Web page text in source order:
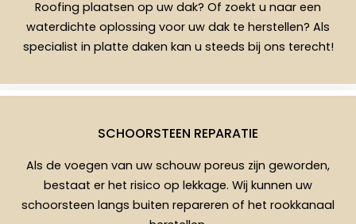
Roofing plaatsen op uw dak? Of zoekt u naar een
waterdichte oplossing voor uw dak te herstellen? Als
specialist in platte daken kan u steeds bij ons terecht!
SCHOORSTEEN REPARATIE
Als de voegen van uw schouw poreus zijn geworden,
bestaat er het risico op lekkage. Wij kunnen uw
schoorsteen langs buiten repareren of het rookkanaal